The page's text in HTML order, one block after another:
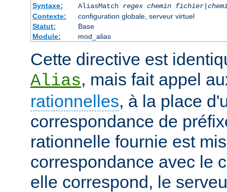
Syntaxe:
AliasMatch regex chemin fichier|
Contexte:
configuration globale, serveur virtuel
Statut:
Base
Module:
mod_alias
Cette directive est
Alias, mais fait appel
rationnelles, à la place
correspondance de
rationnelle fournie est
correspondance avec le
elle correspond, le